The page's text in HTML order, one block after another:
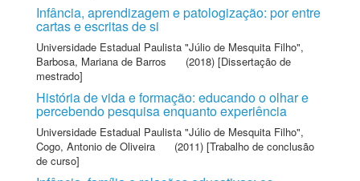
Infância, aprendizagem e patologização: por entre
cartas e escritas de si
Universidade Estadual Paulista "Júlio de Mesquita Filho",
Barbosa, Mariana de Barros
(2018) [Dissertação de
mestrado]
História de vida e formação: educando o olhar e
percebendo pesquisa enquanto experiência
Universidade Estadual Paulista "Júlio de Mesquita Filho",
Cogo, Antonio de Oliveira
(2011) [Trabalho de conclusão
de curso]